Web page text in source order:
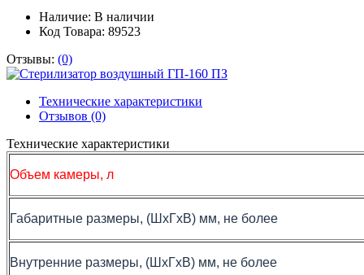
Наличие: В наличии
Код Товара: 89523
Отзывы: (0)
Технические характеристики
Отзывов (0)
Технические характеристики
Объем камеры, л
Габаритные размеры, (ШхГхВ) мм, не более
Внутренние размеры, (ШхГхВ) мм, не более